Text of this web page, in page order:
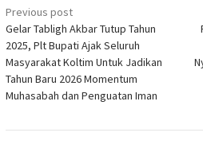
Post
navigation
Previous post
Gelar Tabligh Akbar Tutup Tahun
2025, Plt Bupati Ajak Seluruh
Masyarakat Koltim Untuk Jadikan
Tahun Baru 2026 Momentum
Muhasabah dan Penguatan Iman